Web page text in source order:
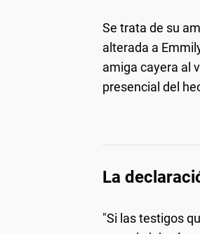
Se trata de su
alterada a
amiga cayera al
presencial del
La
"Si las testigos